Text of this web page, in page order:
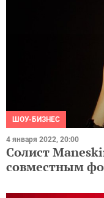
ШОУ-БИЗНЕС
4 января 2022, 20:00
Солист
совместным